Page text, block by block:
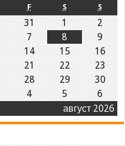
август 2026
F S S
31 1
2
7 8
9
14 15
16
21 22
23
28 29
30
4 5 6